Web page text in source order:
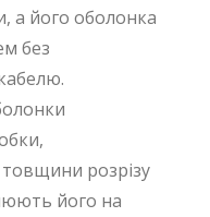
а його оболонка
без
розрізу
його на